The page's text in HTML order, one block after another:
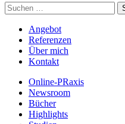
Suchen
nach:
Angebot
Referenzen
Über mich
Kontakt
Online-PRaxis
Newsroom
Bücher
Highlights